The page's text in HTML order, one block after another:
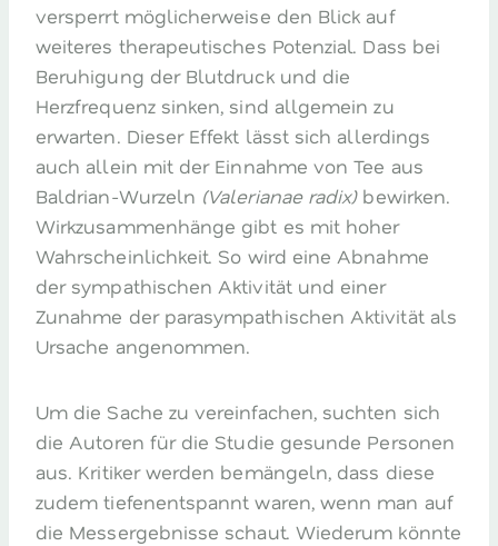
versperrt möglicherweise den Blick auf
weiteres therapeutisches Potenzial. Dass bei
Beruhigung der Blutdruck und die
Herzfrequenz sinken, sind allgemein zu
erwarten. Dieser Effekt lässt sich allerdings
auch allein mit der Einnahme von Tee aus
Baldrian-Wurzeln (Valerianae radix)bewirken.
Wirkzusammenhänge gibt es mit hoher
Wahrscheinlichkeit. So wird eine Abnahme
der sympathischen Aktivität und einer
Zunahme der parasympathischen Aktivität als
Ursache angenommen.
Um die Sache zu vereinfachen, suchten sich
die Autoren für die Studie gesunde Personen
aus. Kritiker werden bemängeln, dass diese
zudem tiefenentspannt waren, wenn man auf
die Messergebnisse schaut. Wiederum könnte